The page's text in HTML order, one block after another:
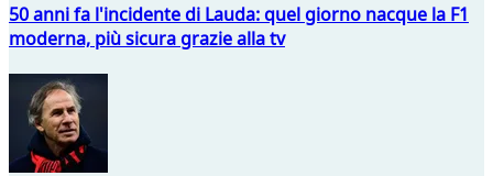
50 anni fa l'incidente di Lauda: quel giorno nacque la F1
moderna, più sicura grazie alla tv